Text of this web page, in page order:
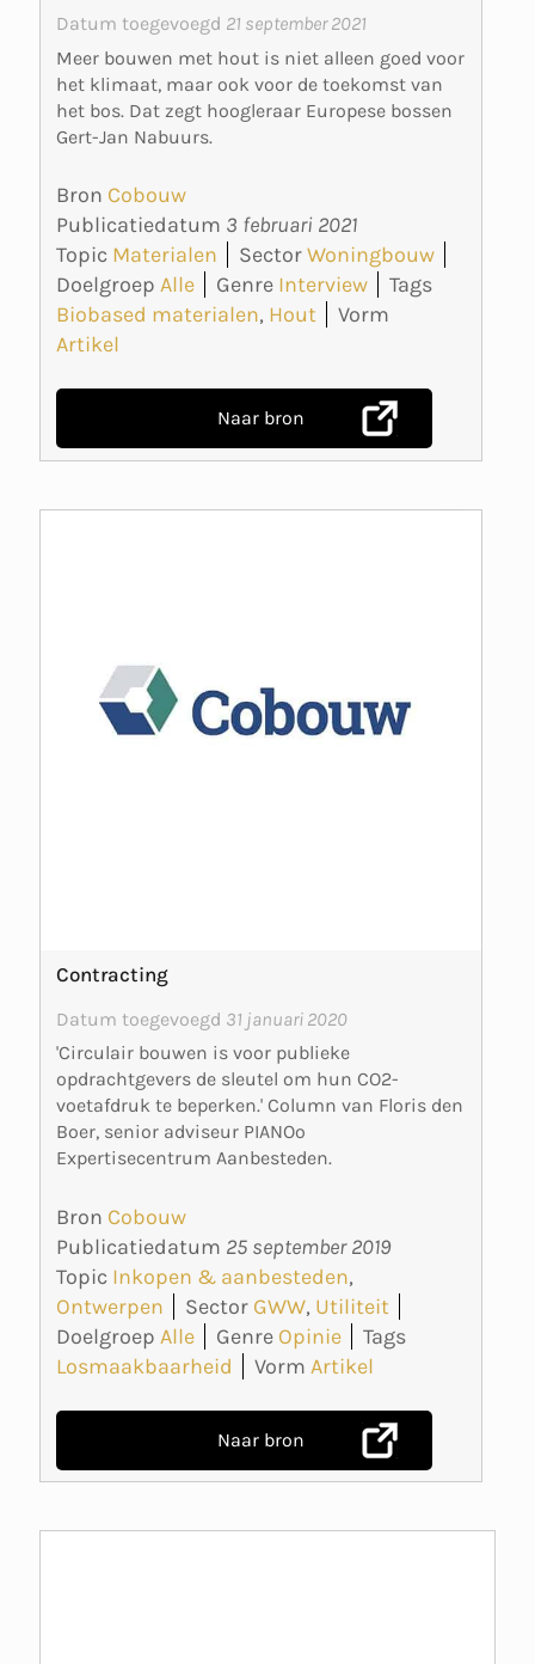
Datum toegevoegd 21 september 2021
Meer bouwen met hout is niet alleen goed voor
het klimaat, maar ook voor de toekomst van
het bos. Dat zegt hoogleraar Europese bossen
Gert-Jan Nabuurs.
Bron Cobouw
Publicatiedatum 3 februari 2021
Topic Materialen SectorWoningbouw
Doelgroep Alle Genre Interview
Tags
Biobased materialen, Hout
Vorm
Artikel
Naar bron
Contracting
Datum toegevoegd 31 januari 2020
'Circulair bouwen is voor publieke
opdrachtgevers de sleutel om hun CO2-
voetafdruk te beperken.' Column van Floris den
Boer, senior adviseur PIANOo
Expertisecentrum Aanbesteden.
Bron Cobouw
Publicatiedatum 25 september 2019
Topic Inkopen & aanbesteden,
Ontwerpen
Sector GWW, Utiliteit
Doelgroep Alle Genre Opinie
Tags
Losmaakbaarheid
Vorm Artikel
Naar bron